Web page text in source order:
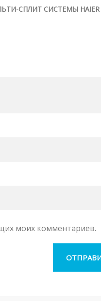
СПЛИТ СИСТЕМЫ HAIER
моих комментариев.